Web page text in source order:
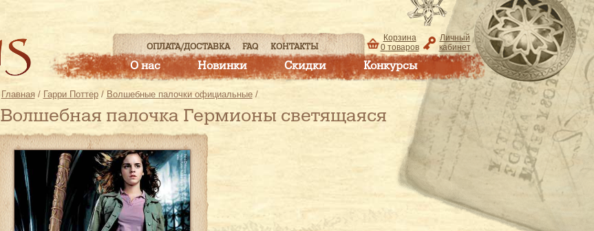
ОПЛАТА/ДОСТАВКА FAQ КОНТАКТЫ
О нас Новинки Скидки Конкурсы
Корзина
0 товаров
Личный
кабинет
Главная / Гарри Поттер/ Волшебные палочки официальные/
Волшебная палочка Гермионы светящаяся